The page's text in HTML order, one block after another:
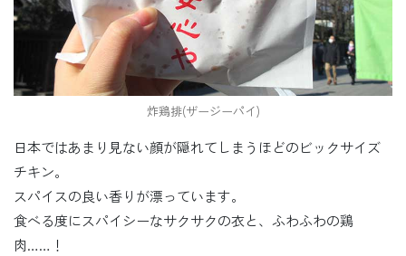
炸鶏排(ザージーパイ)
日本ではあまり見ない顔が隠れてしまうほどのビックサイズ
チキン。
スパイスの良い香りが漂っています。
食べる度にスパイシーなサクサクの衣と、ふわふわの鶏
肉……！